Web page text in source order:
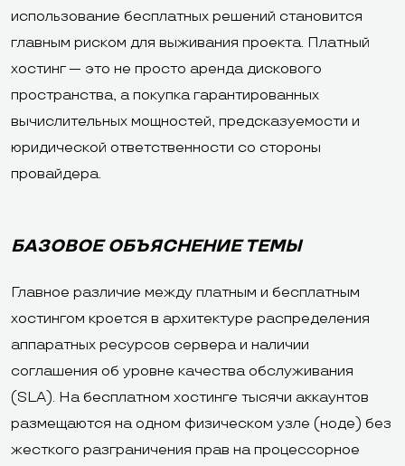
использование бесплатных решений становится
главным риском для выживания проекта. Платный
хостинг — это не просто аренда дискового
пространства, а покупка гарантированных
вычислительных мощностей, предсказуемости и
юридической ответственности со стороны
провайдера.
БАЗОВОЕ ОБЪЯСНЕНИЕ ТЕМЫ
Главное различие между платным и бесплатным
хостингом кроется в архитектуре распределения
аппаратных ресурсов сервера и наличии
соглашения об уровне качества обслуживания
(SLA). На бесплатном хостинге тысячи аккаунтов
размещаются на одном физическом узле (ноде) без
жесткого разграничения прав на процессорное